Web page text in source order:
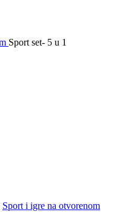
Sport set- 5 u 1
Sport i igre na otvorenom